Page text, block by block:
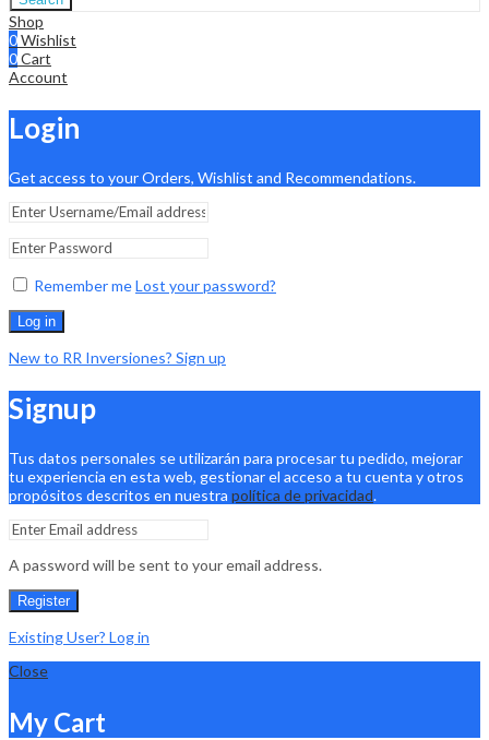
Shop
0Wishlist
0Cart
Account
Login
Get access to your Orders, Wishlist and Recommendations.
Remember meLost your password?
Log in
New to RR Inversiones? Sign up
Signup
Tus datos personales se utilizarán para procesar tu pedido, mejorar
tu experiencia en esta web, gestionar el acceso a tu cuenta y otros
propósitos descritos en nuestra política de privacidad.
A password will be sent to your email address.
Register
Existing User? Log in
Close
My Cart